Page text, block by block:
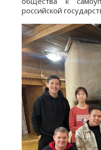
российской